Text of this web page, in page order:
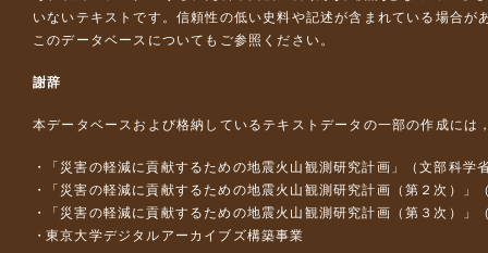
いないテキストです。信頼性の低い史料や記述が含まれている場合が
このデータベースについて もご参照ください。
謝辞
本データベースおよび格納しているテキストデータの一部の作成には
「災害の軽減に貢献するための地震火山観測研究計画」（文部科学
「災害の軽減に貢献するための地震火山観測研究計画（第２次）」
「災害の軽減に貢献するための地震火山観測研究計画（第３次）」
東京大学デジタルアーカイブズ構築事業